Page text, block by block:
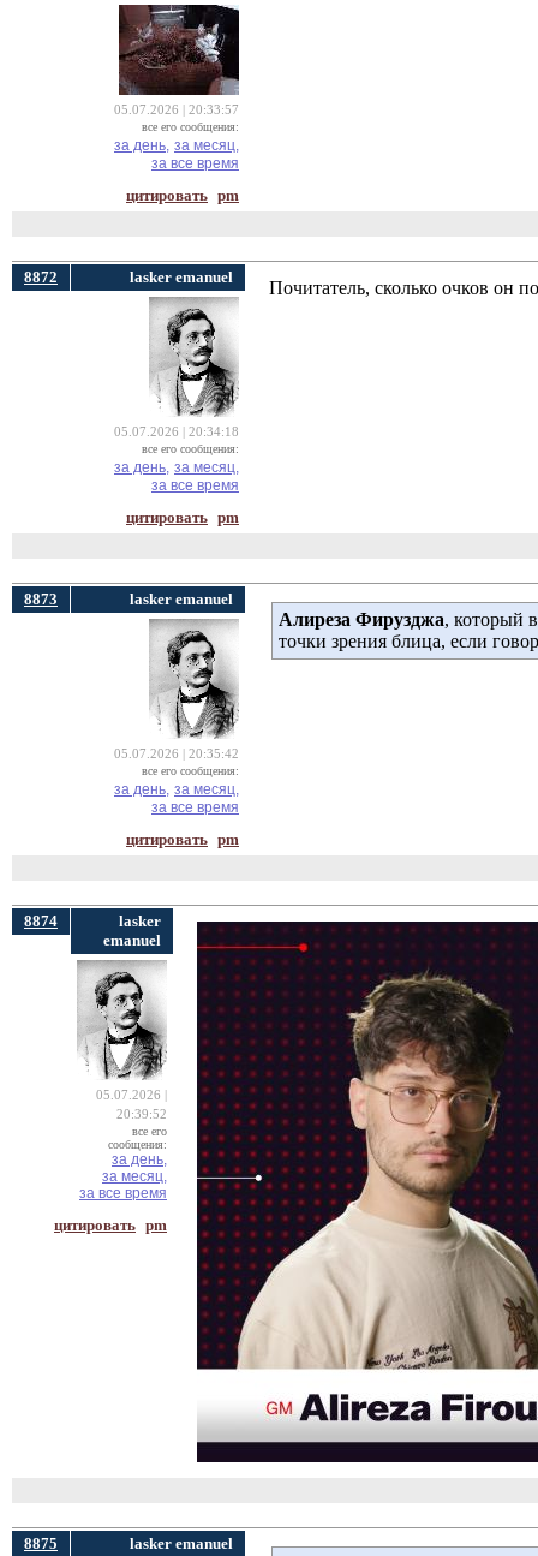
05.07.2026 | 20:33:57
все его сообщения:
за день, за месяц,
за все время
цитировать pm
8872 lasker emanuel
05.07.2026 | 20:34:18
все его сообщения:
за день, за месяц,
за все время
цитировать pm
Почитатель, сколько очков он
8873 lasker emanuel
05.07.2026 | 20:35:42
все его сообщения:
за день, за месяц,
за все время
цитировать pm
Алиреза Фирузджа, который
точки зрения блица, если
8874
lasker
emanuel
05.07.2026 |
20:39:52
все его
сообщения:
за день,
за месяц,
за все время
цитировать pm
8875 lasker emanuel